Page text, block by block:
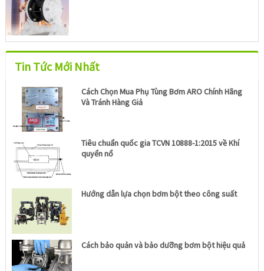
Tin Tức Mới Nhất
Cách Chọn Mua Phụ Tùng Bơm ARO Chính Hãng
Và Tránh Hàng Giả
Tiêu chuẩn quốc gia TCVN 10888-1:2015 về Khí
quyển nổ
Hướng dẫn lựa chọn bơm bột theo công suất
Cách bảo quản và bảo dưỡng bơm bột hiệu quả